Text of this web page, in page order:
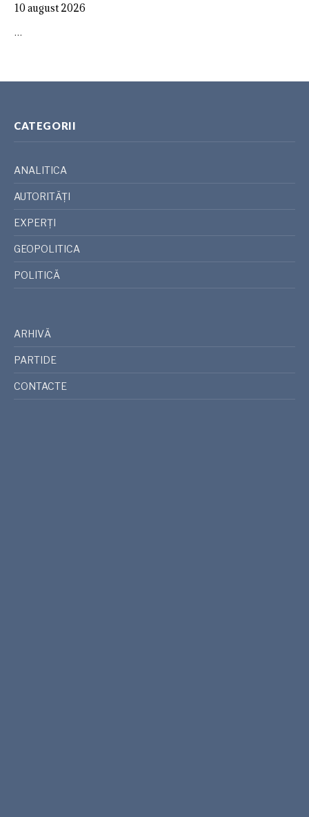
10 august 2026
…
CATEGORII
ANALITICA
AUTORITĂȚI
EXPERȚI
GEOPOLITICA
POLITICĂ
ARHIVĂ
PARTIDE
CONTACTE